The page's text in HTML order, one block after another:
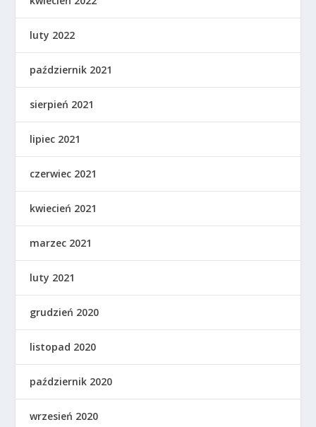
luty 2022
październik 2021
sierpień 2021
lipiec 2021
czerwiec 2021
kwiecień 2021
marzec 2021
luty 2021
grudzień 2020
listopad 2020
październik 2020
wrzesień 2020